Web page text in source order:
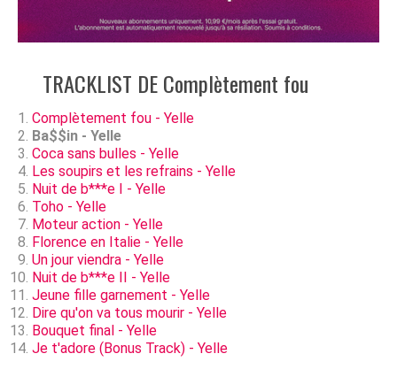
TRACKLIST DE Complètement fou
Complètement fou - Yelle
Ba$$in - Yelle
Coca sans bulles - Yelle
Les soupirs et les refrains - Yelle
Nuit de b***e I - Yelle
Toho - Yelle
Moteur action - Yelle
Florence en Italie - Yelle
Un jour viendra - Yelle
Nuit de b***e II - Yelle
Jeune fille garnement - Yelle
Dire qu'on va tous mourir - Yelle
Bouquet final - Yelle
Je t'adore (Bonus Track) - Yelle